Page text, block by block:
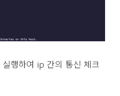
행하여 ip 간의 통신 체크